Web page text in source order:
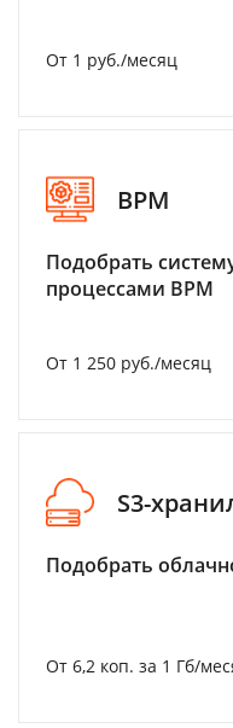
От 1 руб./месяц
BPM
Подобрать
процессами BPM
От 1 250 руб./месяц
S3-
Подобрать
От 6,2 коп. за 1 Гб/